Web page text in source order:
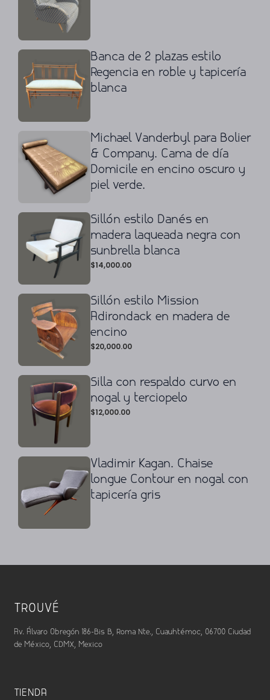
Banca de 2 plazas estilo
Regencia en roble y tapicería
blanca
Michael Vanderbyl para Bolier
& Company. Cama de día
Domicile en encino oscuro y
piel verde.
Sillón estilo Danés en
madera laqueada negra con
sunbrella blanca
$14,000.00
Sillón estilo Mission
Adirondack en madera de
encino
$20,000.00
Silla con respaldo curvo en
nogal y terciopelo
$12,000.00
Vladimir Kagan. Chaise
longue Contour en nogal con
tapicería gris
TROUVÉ
Av. Álvaro Obregón 186-Bis B, Roma Nte., Cuauhtémoc, 06700 Ciudad
de México, CDMX, Mexico
TIENDA